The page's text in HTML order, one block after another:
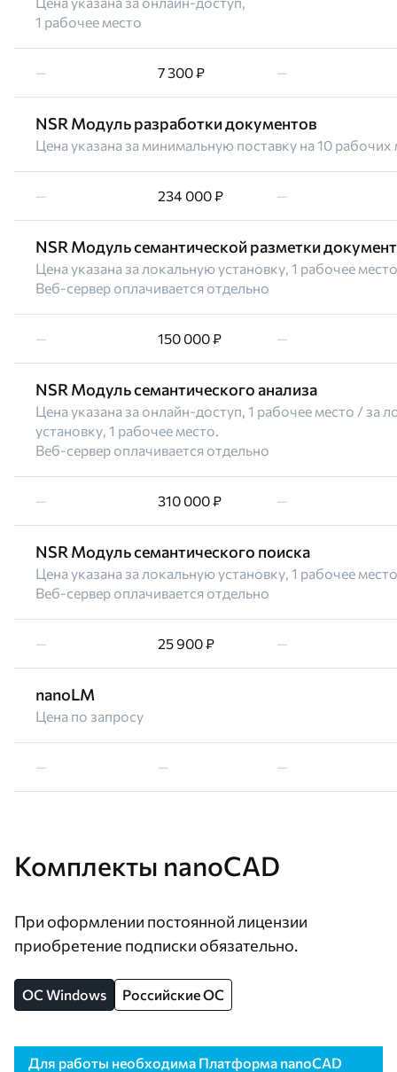
1 рабочее место
— 7 300 ₽ —
NSR Модуль разработки документов
Цена указана за минимальную поставку на 10 рабочих
— 234 000 ₽ —
NSR Модуль семантической разметки
Цена указана за локальную установку, 1 рабочее
Веб-сервер оплачивается отдельно
— 150 000 ₽ —
NSR Модуль семантического анализа
Цена указана за онлайн-доступ, 1 рабочее место / за
установку, 1 рабочее место.
Веб-сервер оплачивается отдельно
— 310 000 ₽ —
NSR Модуль семантического поиска
Цена указана за локальную установку, 1 рабочее
Веб-сервер оплачивается отдельно
— 25 900 ₽ —
nanoLM
Цена по запросу
— — —
Комплекты nanoCAD
При оформлении постоянной лицензии
приобретение подписки обязательно.
OC Windows Российские ОС
Для работы необходима Платформа nanoCAD